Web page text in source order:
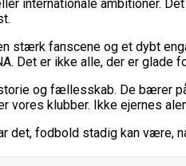
internationale ambitioner.
stærk fanscene og et dybt
Det er ikke alle, der er
og fællesskab. De bærer
klubber. Ikke ejernes
det, fodbold stadig kan være,